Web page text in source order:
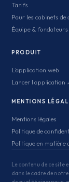
Tarifs
Pour les cabinets de
Équipe & fondateurs
PRODUIT
L'application web
Lancer l'application
MENTIONS
Mentions légales
Politique de
Politique en matière
Le contenu de ce site
dans le cadre de